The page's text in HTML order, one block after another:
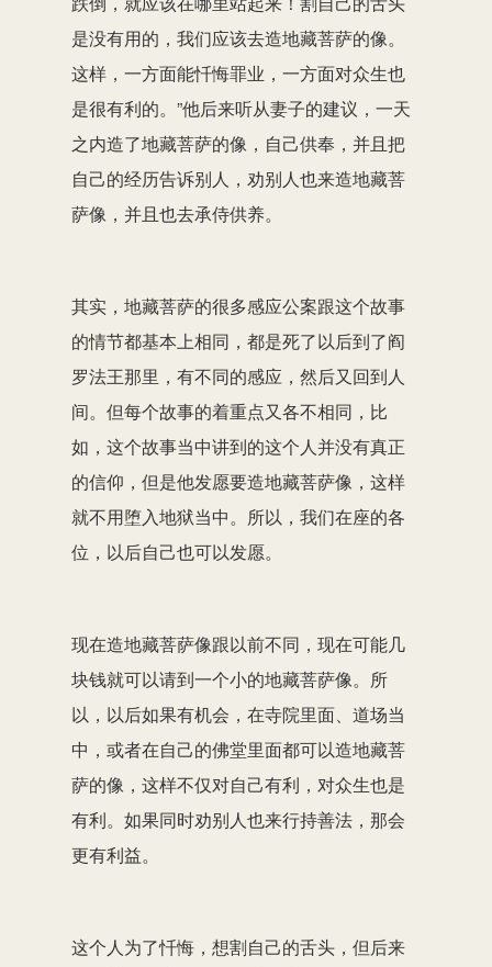
是没有用的，我们应该去造地藏菩萨的像。
这样，一方面能忏悔罪业，一方面对众生也
是很有利的。”他后来听从妻子的建议，一天
之内造了地藏菩萨的像，自己供奉，并且把
自己的经历告诉别人，劝别人也来造地藏菩
萨像，并且也去承侍供养。
其实，地藏菩萨的很多感应公案跟这个故事
的情节都基本上相同，都是死了以后到了阎
罗法王那里，有不同的感应，然后又回到人
间。但每个故事的着重点又各不相同，比
如，这个故事当中讲到的这个人并没有真正
的信仰，但是他发愿要造地藏菩萨像，这样
就不用堕入地狱当中。所以，我们在座的各
位，以后自己也可以发愿。
现在造地藏菩萨像跟以前不同，现在可能几
块钱就可以请到一个小的地藏菩萨像。所
以，以后如果有机会，在寺院里面、道场当
中，或者在自己的佛堂里面都可以造地藏菩
萨的像，这样不仅对自己有利，对众生也是
有利。如果同时劝别人也来行持善法，那会
更有利益。
这个人为了忏悔，想割自己的舌头，但后来